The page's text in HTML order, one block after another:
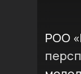
РОО